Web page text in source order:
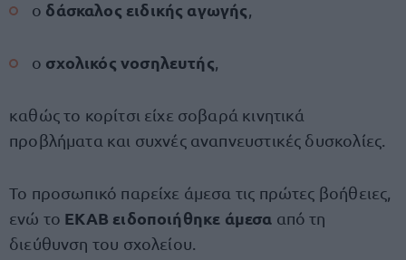
ο δάσκαλος ειδικής αγωγής
ο σχολικός νοσηλευτής
καθώς το κορίτσι είχε σοβαρά κινητικά
προβλήματα και συχνές αναπνευστικές δυσκολίες.
Το προσωπικό παρείχε άμεσα τις πρώτες βοήθειες,
ενώ το ΕΚΑΒ ειδοποιήθηκε άμεσα από τη
διεύθυνση του σχολείου.